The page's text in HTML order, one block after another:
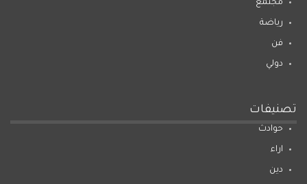
مجتمع
رياضة
فن
دولي
تصنيفات
حوادث
اراء
دين